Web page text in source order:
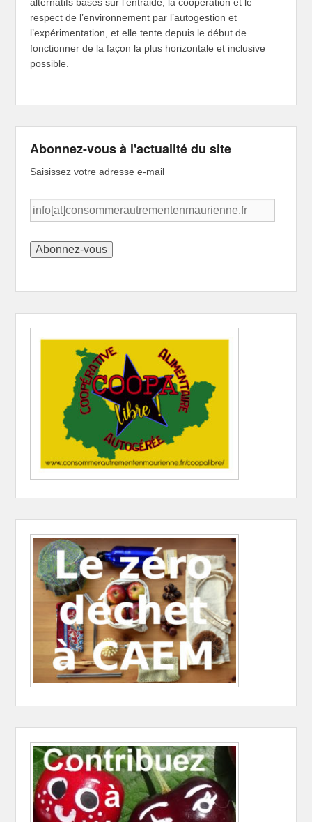
respect de l’environnement par l’autogestion et
l’expérimentation, et elle tente depuis le début de
fonctionner de la façon la plus horizontale et inclusive
possible.
Abonnez-vous à l'actualité du site
Saisissez votre adresse e-mail
info[at]consommerautrementenmaurienne.fr